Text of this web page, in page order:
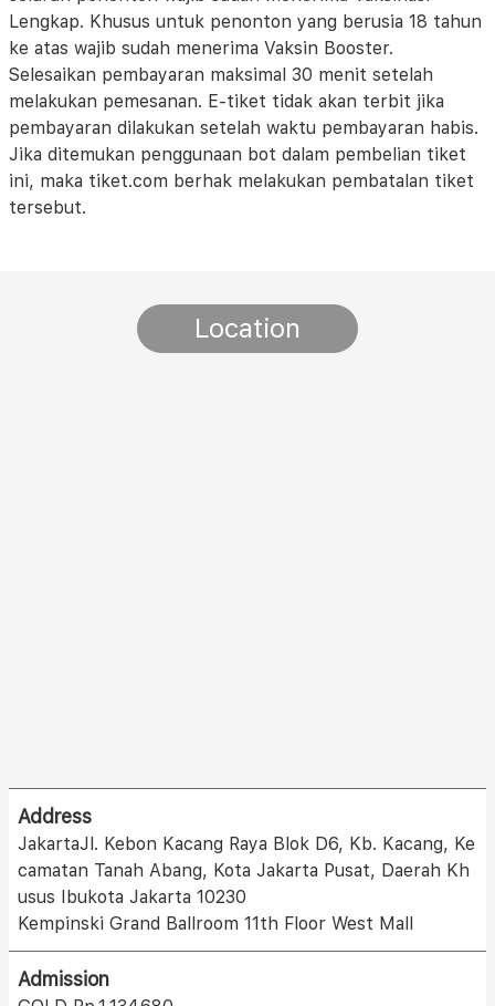
Lengkap. Khusus untuk penonton yang berusia 18 tahun
ke atas wajib sudah menerima Vaksin Booster.
Selesaikan pembayaran maksimal 30 menit setelah
melakukan pemesanan. E-tiket tidak akan terbit jika
pembayaran dilakukan setelah waktu pembayaran habis.
Jika ditemukan penggunaan bot dalam pembelian tiket
ini, maka tiket.com berhak melakukan pembatalan tiket
tersebut.
Location
Address
JakartaJl. Kebon Kacang Raya Blok D6, Kb. Kacang, Ke
camatan Tanah Abang, Kota Jakarta Pusat, Daerah Kh
usus Ibukota Jakarta 10230
Kempinski Grand Ballroom 11th Floor West Mall
Admission